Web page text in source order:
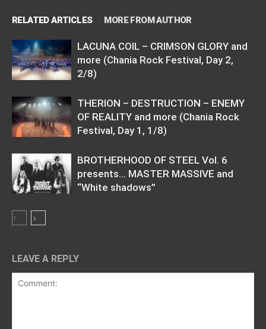
RELATED ARTICLES MORE FROM AUTHOR
LACUNA COIL – CRIMSON GLORY and
more (Chania Rock Festival, Day 2,
2/8)
THERION – DESTRUCTION – ENEMY
OF REALITY and more (Chania Rock
Festival, Day 1, 1/8)
BROTHERHOOD OF STEEL Vol. 6
presents… MASTER MASSIVE and
“White shadows”
LEAVE A REPLY